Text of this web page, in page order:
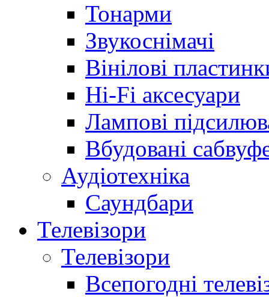
Тонарми
Звукоснімачі
Вінілові
Hi-Fi аксесуари
Лампові
Вбудовані
Аудіотехніка
Саундбари
Телевізори
Телевізори
Всепогодні